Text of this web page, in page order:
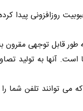
روزافزونی پیدا کرده
طور قابل توجهی مقرون
به تولید تصاویر
می توانند تلفن شما